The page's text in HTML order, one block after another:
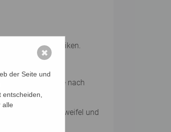
von Mnemotechniken.
Reisen, je nach
Zweifel und
der Seite und
alle
✖